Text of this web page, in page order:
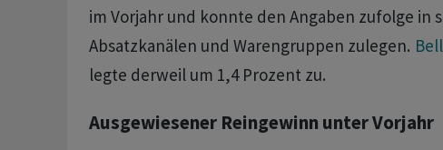
im Vorjahr und konnte den Angaben zufolge in
Absatzkanälen und Warengruppen zulegen. Bell
legte derweil um 1,4 Prozent zu.
Ausgewiesener Reingewinn unter Vorjahr